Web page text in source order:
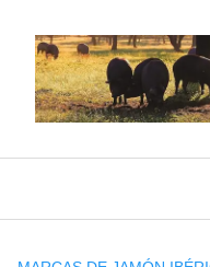
contenido